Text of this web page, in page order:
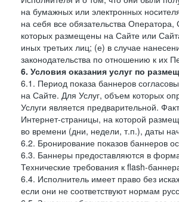
на бумажных или электронных
на себя все обязательства
которых размещены на Сайте или
иных третьих лиц; (е) в случае
законодательства по отношению к их
6. Условия оказания услуг по
6.1. Период показа баннеров
на Сайте. Для Услуг, объем которых
Услуги является предварительной.
Интернет-страницы, на которой
во времени (дни, недели, т.п.), даты
6.2. Бронирование показов баннеров
6.3. Баннеры предоставляются в
Технические требования к flash-
6.4. Исполнитель имеет право без
если они не соответствуют нормам